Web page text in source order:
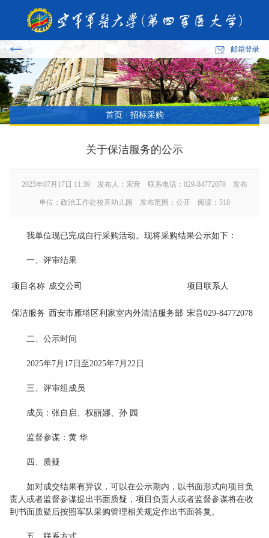
邮箱登录
首页 · 招标采购
关于保洁服务的公示
2025年07月17日 11:39 发布人：宋音 联系电话：029-84772078 发布
单位：政治工作处校直幼儿园 发布范围：公开 阅读： 518
我单位现已完成自行采购活动。现将采购结果公示如下：
一、评审结果
项目名称 成交公司 项目联系人
保洁服务 西安市雁塔区利家室内外清洁服务部 宋音029-84772078
二、公示时间
2025年7月17日至2025年7月22日
三、评审组成员
成员：张自启、权丽娜、孙 园
监督参谋：黄 华
四、质疑
如对成交结果有异议，可以在公示期内，以书面形式向项目负
责人或者监督参谋提出书面质疑，项目负责人或者监督参谋将在收
到书面质疑后按照军队采购管理相关规定作出书面答复。